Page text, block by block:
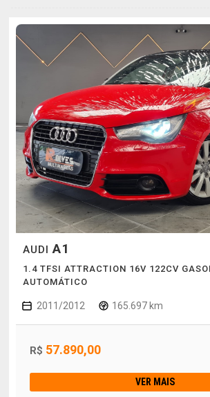
AUDIA1
1.4 TFSI ATTRACTION 16V 122CV
AUTOMÁTICO
2011/2012 165.697 km
R$ 57.890,00
VER MAIS